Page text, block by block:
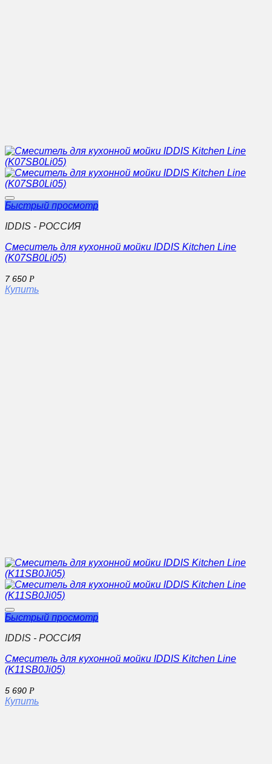
Быстрый просмотр
IDDIS - РОССИЯ
Смеситель для кухонной мойки IDDIS Kitchen Line
(K07SB0Li05)
7 650 Р
Купить
Быстрый просмотр
IDDIS - РОССИЯ
Смеситель для кухонной мойки IDDIS Kitchen Line
(K11SB0Ji05)
5 690 Р
Купить